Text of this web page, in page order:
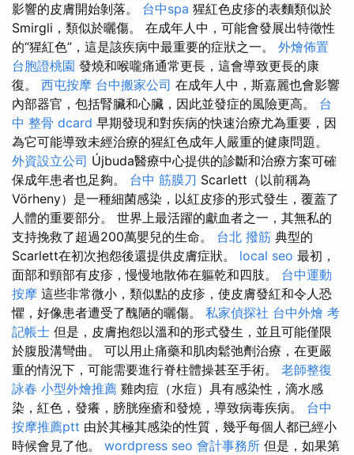
影響的皮膚開始剝落。 台中spa 猩紅色皮疹的表麵類似於
Smirgli，類似於曬傷。 在成年人中，可能會發展出特徵性
的“猩紅色”，這是該疾病中最重要的症狀之一。 外燴佈置
台胞證桃園 發燒和喉嚨痛通常更長，這會導致更長的康
復。 西屯按摩 台中搬家公司 在成年人中，斯嘉麗也會影響
內部器官，包括腎臟和心臟，因此並發症的風險更高。 台
中 整骨 dcard 早期發現和對疾病的快速治療尤為重要，因
為它可能導致未經治療的猩紅色成年人嚴重的健康問題。
外資設立公司 Újbuda醫療中心提供的診斷和治療方案可確
保成年患者也足夠。 台中 筋膜刀 Scarlett（以前稱為
Vörheny）是一種細菌感染，以紅皮疹的形式發生，覆蓋了
人體的重要部分。 世界上最活躍的獻血者之一，其無私的
支持挽救了超過200萬嬰兒的生命。 台北 撥筋 典型的
Scarlett在初次抱怨後還提供皮膚症狀。 local seo 最初，
面部和頸部有皮疹，慢慢地散佈在軀乾和四肢。 台中運動
按摩 這些非常微小，類似點的皮疹，使皮膚發紅和令人恐
懼，好像患者遭受了醜陋的曬傷。 私家偵探社 台中外燴 考
記帳士 但是，皮膚抱怨以溫和的形式發生，並且可能僅限
於腹股溝彎曲。 可以用止痛藥和肌肉鬆弛劑治療，在更嚴
重的情況下，可能需要進行脊柱體操甚至手術。 老師整復
詠春 小型外燴推薦 雞肉痘（水痘）具有感染性，滴水感
染，紅色，發癢，膀胱痤瘡和發燒，導致病毒疾病。 台中
按摩推薦ptt 由於其極其感染的性質，幾乎每個人都已經小
時候會見了他。 wordpress seo 會計事務所 但是，如果第